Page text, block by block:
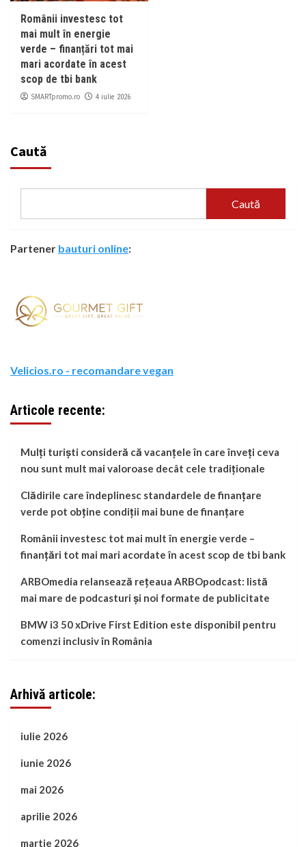
Românii investesc tot
mai mult în energie
verde – finanțări tot mai
mari acordate în acest
scop de tbi bank
SMARTpromo.ro 4 iulie 2026
Caută
Caută
Partener bauturi online:
Velicios.ro - recomandare vegan
Articole recente:
Mulți turiști consideră că vacanțele în care înveți ceva
nou sunt mult mai valoroase decât cele tradiționale
Clădirile care îndeplinesc standardele de finanțare
verde pot obține condiții mai bune de finanțare
Românii investesc tot mai mult în energie verde –
finanțări tot mai mari acordate în acest scop de tbi bank
ARBOmedia relansează rețeaua ARBOpodcast: listă
mai mare de podcasturi și noi formate de publicitate
BMW i3 50 xDrive First Edition este disponibil pentru
comenzi inclusiv în România
Arhivă articole:
iulie 2026
iunie 2026
mai 2026
aprilie 2026
martie 2026